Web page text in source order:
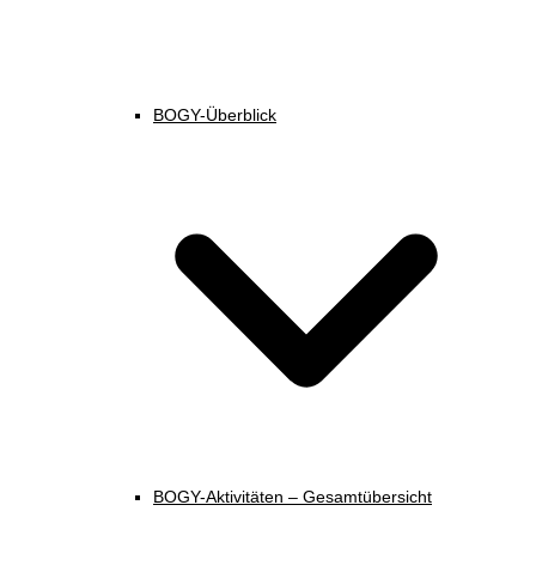
BOGY-Überblick
BOGY-Aktivitäten – Gesamtübersicht